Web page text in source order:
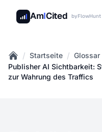
AmICited byFlowHunt
Home
/ Startseite / Glossar
Publisher AI Sichtbarkeit:
zur Wahrung des Traffics